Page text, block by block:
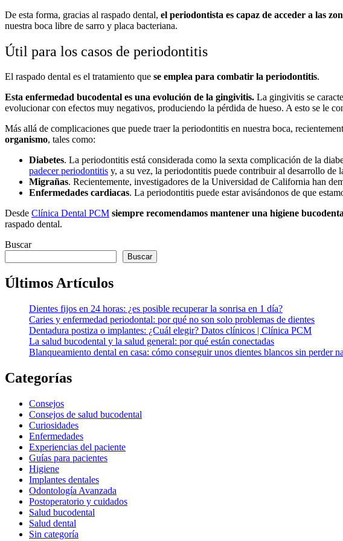
De esta forma, gracias al raspado dental, el periodontista es capaz de acceder a las
nuestra boca libre de sarro y placa bacteriana.
Útil para los casos de periodontitis
El raspado dental es el tratamiento que se emplea para combatir la periodontitis.
Esta enfermedad bucodental es una evolución de la gingivitis. La gingivitis se
evolucionar con efectos muy negativos, produciendo la pérdida de hueso. A esto se le
Más allá de complicaciones que puede traer la periodontitis en nuestra boca,
organismo, tales como:
Diabetes. La periodontitis está considerada como la sexta complicación de la
padecer periodontitis y, a su vez, la periodontitis puede contribuir al desarrollo de
Migrañas. Recientemente, investigadores de la Universidad de California han
Enfermedades cardiacas. La periodontitis puede estar avisándonos de que
Desde Clínica Dental PCM siempre recomendamos mantener una higiene
raspado dental.
Buscar
Buscar
Últimos Artículos
Dientes fijos en 24 horas: ¿es posible recuperar la sonrisa en 1 día?
Caries y enfermedad periodontal: por qué no son solo problemas de dientes
Dentadura postiza o implantes: ¿Cuál elegir? Datos clínicos | Clínica PCM
La salud bucodental y la salud general: por qué están conectadas
Blanqueamiento dental en casa: cómo conseguir unos dientes blancos sin perder
Categorías
Consejos
Consejos de salud bucodental
Curiosidades
Enfermedades
Experiencias del paciente
Guías para pacientes
Higiene
Implantes dentales
Odontología Avanzada
Postoperatorio y cuidados
Salud bucodental
Salud dental
Sin categoría